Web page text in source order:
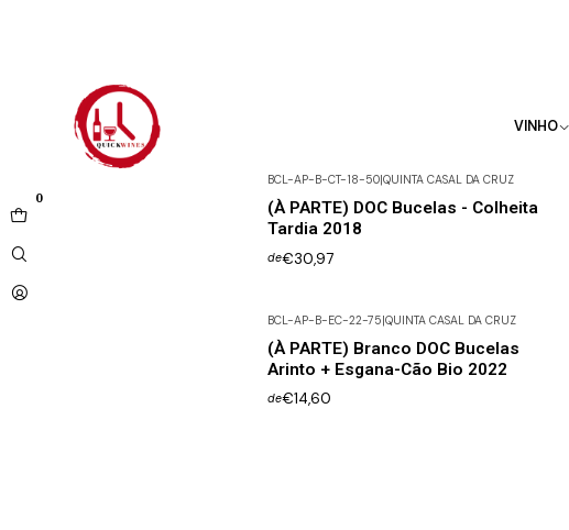
VINHO
0
BCL-AP-B-CT-18-50| QUINTA CASAL DA CRUZ
(À PARTE) DOC Bucelas - Colheita
Tardia 2018
de€30,97
BCL-AP-B-EC-22-75|QUINTA CASAL DA CRUZ
(À PARTE) Branco DOC Bucelas
Arinto + Esgana-Cão Bio 2022
de€14,60